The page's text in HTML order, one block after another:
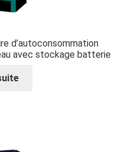
d’autoconsommation
avec stockage batterie